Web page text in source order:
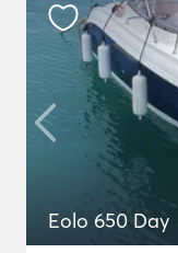
Eolo 650 Day